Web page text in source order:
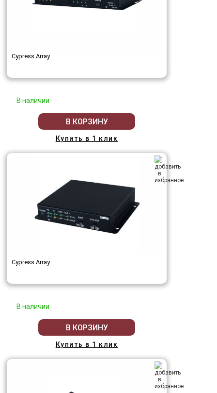
Cypress Array
В наличии
В КОРЗИНУ
Купить в 1 клик
Cypress Array
В наличии
В КОРЗИНУ
Купить в 1 клик